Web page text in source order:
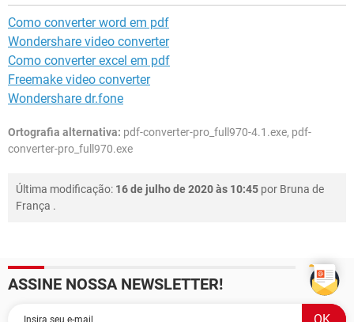
Como converter word em pdf
Wondershare video converter
Como converter excel em pdf
Freemake video converter
Wondershare dr.fone
Ortografia alternativa: pdf-converter-pro_full970-4.1.exe, pdf-
converter-pro_full970.exe
Última modificação: 16 de julho de 2020 às 10:45 por Bruna de
França .
ASSINE NOSSA NEWSLETTER!